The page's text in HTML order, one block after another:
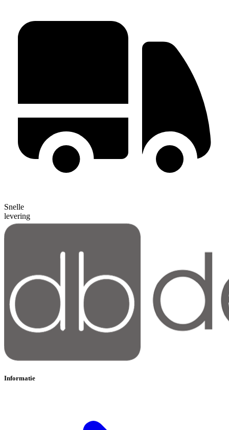
Snelle
levering
Informatie